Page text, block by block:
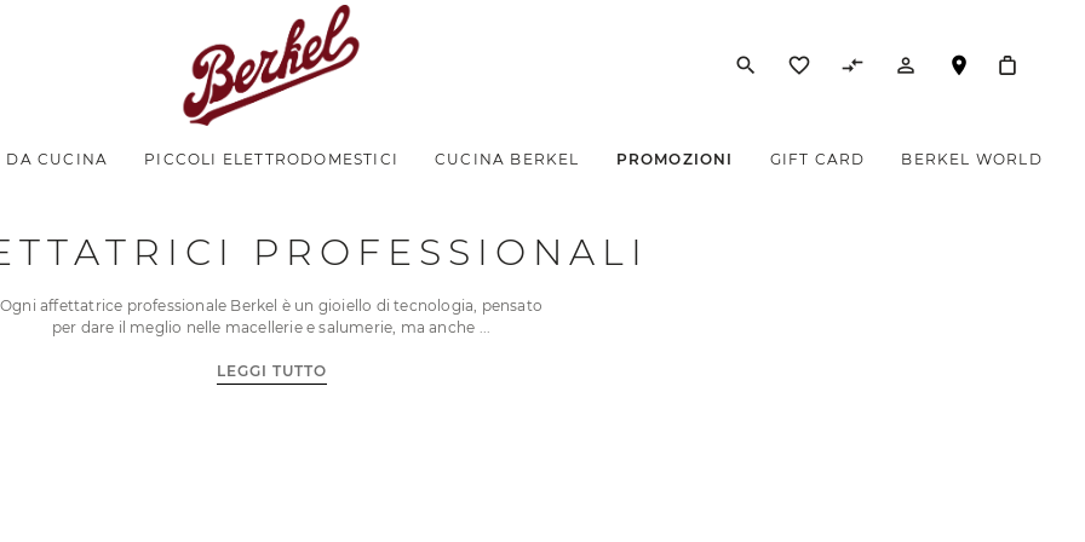
search favorite_border compare_arrows person_outline
DA CUCINA PICCOLI ELETTRODOMESTICI CUCINA BERKEL PROMOZIONI GIFT CARD BERKEL WORLD
PROFESSIONALI
Ogni affettatrice professionale Berkel è un gioiello di tecnologia, pensato
per dare il meglio nelle macellerie e salumerie, ma anche
LEGGI TUTTO